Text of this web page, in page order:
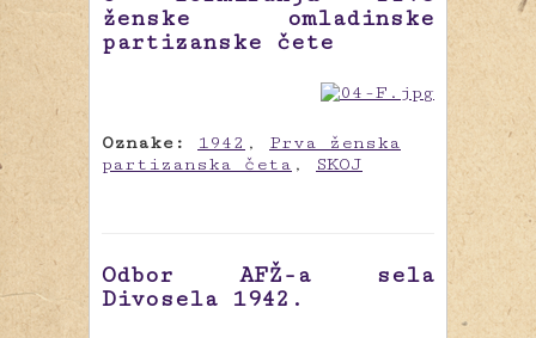
ženske omladinske
partizanske čete
Oznake: 1942 , Prva ženska
partizanska četa , SKOJ
Odbor AFŽ-a sela
Divosela 1942.